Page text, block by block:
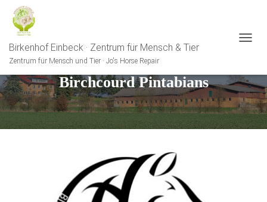
Birkenhof Einbeck · Zentrum für Mensch & Tier
Zentrum für Mensch und Tier · Jo's Horse Repair
I
G
A
T
I
Birchcourd Pintabians